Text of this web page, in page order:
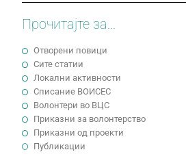
Прочитајте за...
Отворени повици
Сите статии
Локални активности
Cписание ВОИСЕС
Волонтери во ВЦС
Приказни за волонтерство
Приказни од проекти
Публикации